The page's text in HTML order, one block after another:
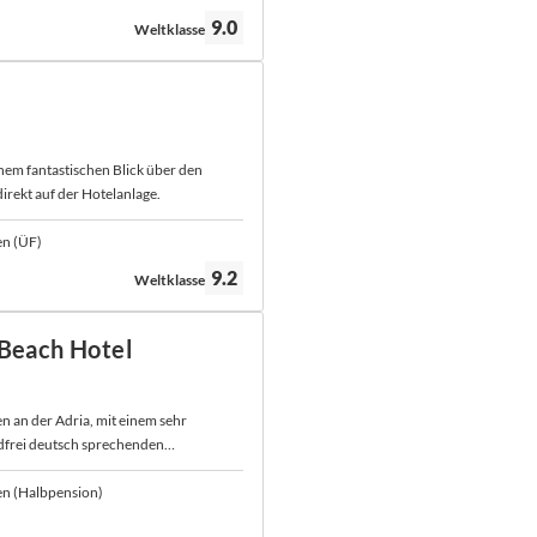
Bewertung:
Weltklasse 9.0
fantastischen Blick über den
auf der Hotelanlage.
(ÜF)
Bewertung:
Weltklasse 9.2
Hotel
an der Adria, mit einem sehr
deutsch sprechenden
(Halbpension)